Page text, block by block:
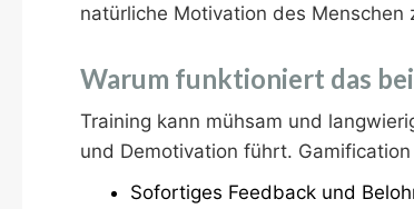
natürliche Motivation des Menschen
Warum funktioniert das
Training kann mühsam und
und Demotivation führt.
Sofortiges Feedback und